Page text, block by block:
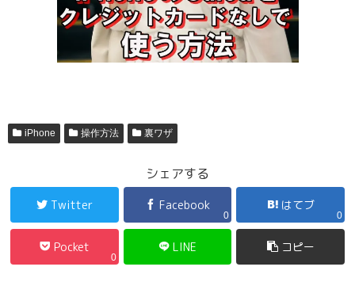
iPhone 操作方法 裏ワザ
シェアする
Twitter Facebook
0
はてブ
0
Pocket
0
LINE コピー